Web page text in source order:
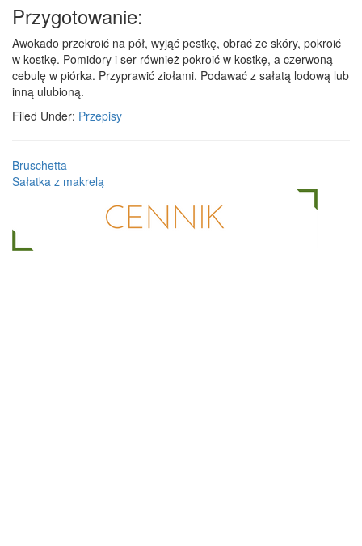
Przygotowanie:
Awokado przekroić na pół, wyjąć pestkę, obrać ze skóry, pokroić
w kostkę. Pomidory i ser również pokroić w kostkę, a czerwoną
cebulę w piórka. Przyprawić ziołami. Podawać z sałatą lodową lub
inną ulubioną.
Filed Under: Przepisy
Bruschetta
Sałatka z makrelą